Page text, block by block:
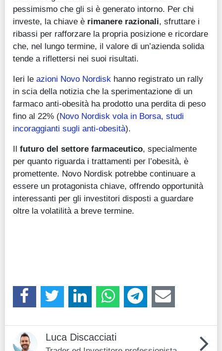
pessimismo che gli si è generato intorno. Per chi
investe, la chiave è rimanere razionali, sfruttare i
ribassi per rafforzare la propria posizione e ricordare
che, nel lungo termine, il valore di un’azienda solida
tende a riflettersi nei suoi risultati.
Ieri le azioni Novo Nordisk hanno registrato un rally
in scia della notizia che la sperimentazione di un
farmaco anti-obesità ha prodotto una perdita di peso
fino al 22% (Novo Nordisk vola in Borsa, studi
incoraggianti sugli anti-obesità).
Il futuro del settore farmaceutico, specialmente
per quanto riguarda i trattamenti per l’obesità, è
promettente. Novo Nordisk potrebbe continuare a
essere un protagonista chiave, offrendo opportunità
interessanti per gli investitori disposti a guardare
oltre la volatilità a breve termine.
Luca Discacciati